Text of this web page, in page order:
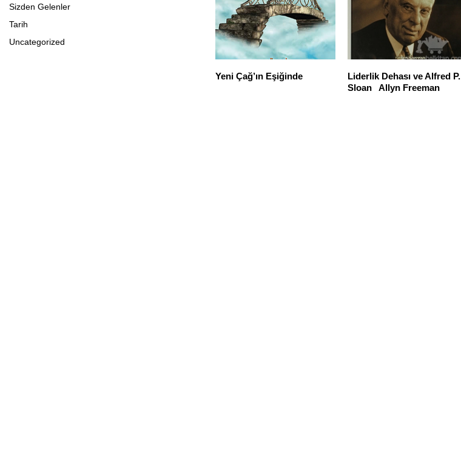
Yeni Çağ’ın Eşiğinde
Liderlik Dehası ve Alfred P.
Sloan Allyn Freeman
Sizden Gelenler
Tarih
Uncategorized